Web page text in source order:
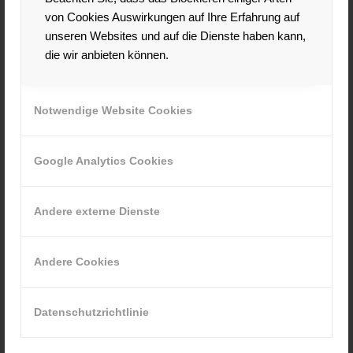
von Cookies Auswirkungen auf Ihre Erfahrung auf
unseren Websites und auf die Dienste haben kann,
die wir anbieten können.
Notwendige Website Cookies
Google Analytics Cookies
Andere externe Dienste
Andere Cookies
Datenschutzrichtlinie